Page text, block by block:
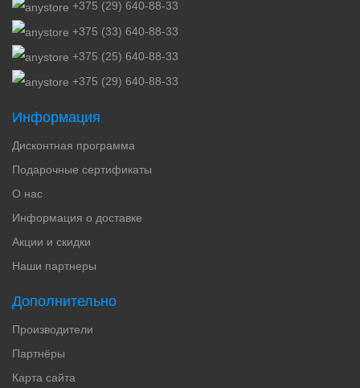
+375 (29) 640-88-33
+375 (33) 640-88-33
+375 (25) 640-88-33
+375 (29) 640-88-33
Информация
Дисконтная программа
Подарочные сертификаты
О нас
Информация о доставке
Акции и скидки
Наши партнеры
Дополнительно
Производители
Партнёры
Карта сайта